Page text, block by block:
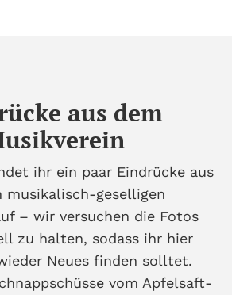
aus dem
ihr ein paar Eindrücke aus
musikalisch-geselligen
– wir versuchen die Fotos
zu halten, sodass ihr hier
Neues finden solltet.
vom Apfelsaft-